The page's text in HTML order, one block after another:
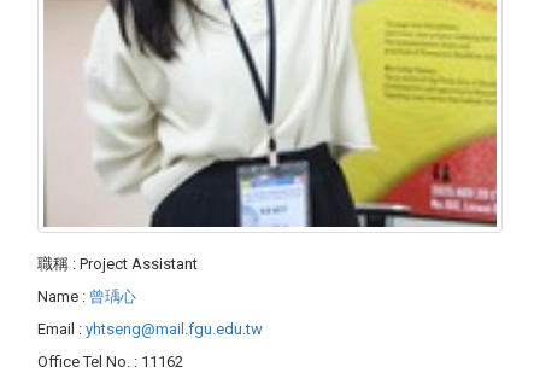
職稱 : Project Assistant
Name : 曾瑀心
Email : yhtseng@mail.fgu.edu.tw
Office Tel No. : 11162